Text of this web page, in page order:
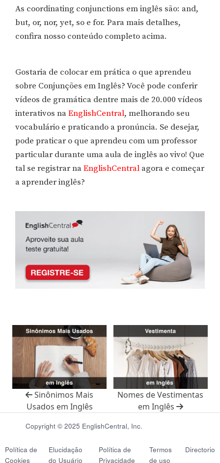
As coordinating conjunctions em inglês são: and,
but, or, nor, yet, so e for. Para mais detalhes,
confira nosso conteúdo completo acima.
Gostaria de colocar em prática o que aprendeu
sobre Conjunções em Inglês? Você pode conferir
vídeos de gramática dentre mais de 20.000 vídeos
interativos naEnglishCentral, melhorando seu
vocabulário e praticando a pronúncia. Se desejar,
pode praticar o que aprendeu com um professor
particular durante uma aula de inglês ao vivo! Que
tal se registrar naEnglishCentral agora e começar
a aprender inglês?
Sinônimos Mais
Usados em Inglês
Nomes de Vestimentas
em Inglês
Copyright © 2025 EnglishCentral, Inc.
Política de
Cookies
Elucidação
do Usuário
Política de
Privacidade
Termos
de uso
Directorio